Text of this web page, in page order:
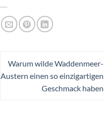
Warum wilde Waddenmeer-
Austern einen so einzigartigen
Geschmack haben